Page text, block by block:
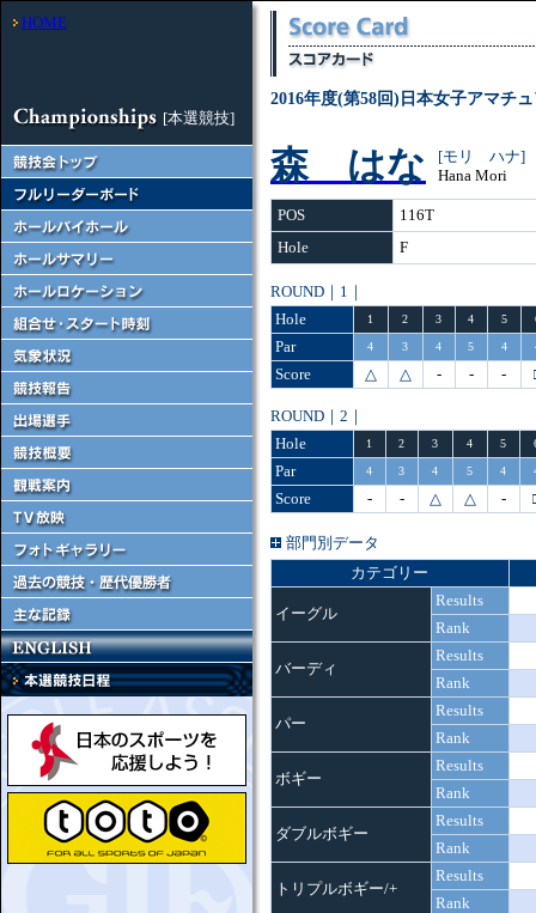
HOME
[本選競技]
2016年度(第58回)日本女子アマチ
森 はな
[モリ ハナ]
Hana Mori
POS
116T
Hole
F
ROUND｜1｜
Hole
1 2 3 4 5
Par 4 3 4 5 4
Score △ △ - - -
ROUND｜2｜
Hole
1 2 3 4 5
Par 4 3 4 5 4
Score - - △ △ -
部門別データ
カテゴリー
イーグル
Results
Rank
バーディ
Results
Rank
パー
Results
Rank
ボギー
Results
Rank
ダブルボギー
Results
Rank
トリプルボギー/+
Results
Rank